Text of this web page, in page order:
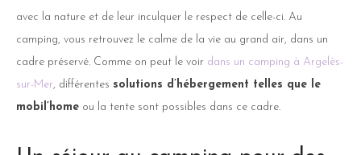
avec la nature et de leur inculquer le respect de celle-ci. Au
camping, vous retrouvez le calme de la vie au grand air, dans un
cadre préservé. Comme on peut le voir dans un camping à Argelès-
sur-Mer, différentes solutions d’hébergement telles que le
mobil’home ou la tente sont possibles dans ce cadre.